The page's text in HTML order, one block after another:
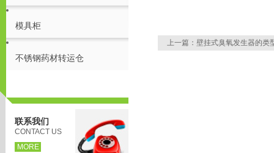
模具柜
不锈钢药材转运仓
联系我们
CONTACT US
MORE
上一篇： 壁挂式臭氧发生器的类